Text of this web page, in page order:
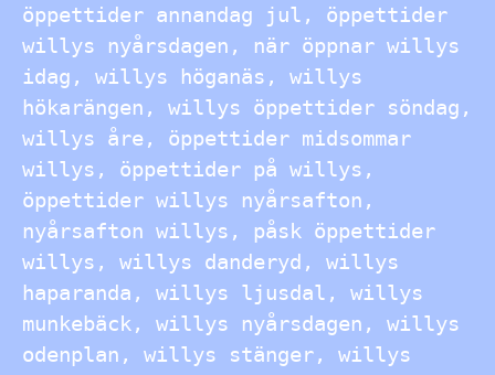
öppettider annandag jul, öppettider
willys nyårsdagen, när öppnar willys
idag, willys höganäs, willys
hökarängen, willys öppettider söndag,
willys åre, öppettider midsommar
willys, öppettider på willys,
öppettider willys nyårsafton,
nyårsafton willys, påsk öppettider
willys, willys danderyd, willys
haparanda, willys ljusdal, willys
munkebäck, willys nyårsdagen, willys
odenplan, willys stänger, willys